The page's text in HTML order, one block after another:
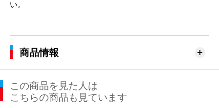
い。
商品情報
この商品を見た人は
こちらの商品も見ています